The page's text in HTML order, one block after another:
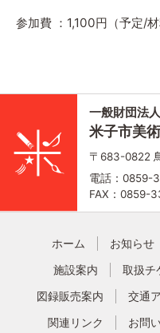
参加費 ：1,100円（予定/材
一般財団法
米子市美
〒683-0822
電話：0859-
FAX：0859-
ホーム お知らせ
施設案内 取扱チ
図録販売案内 交通
関連リンク お問